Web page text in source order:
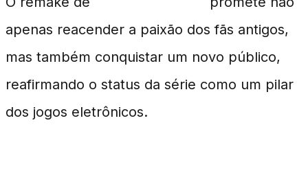
apenas reacender a paixão dos fãs antigos,
mas também conquistar um novo público,
reafirmando o status da série como um pilar
dos jogos eletrônicos.